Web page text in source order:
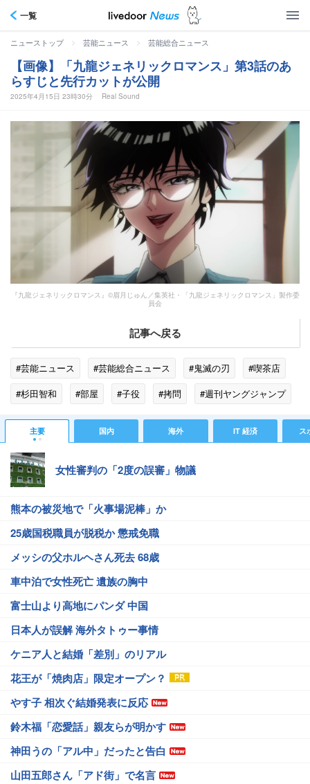
一覧
ニューストップ > 芸能ニュース > 芸能総合ニュース
【画像】「九龍ジェネリックロマンス」第3話のあ
らすじと先行カットが公開
2025年4月15日 23時30分 Real Sound
『九龍ジェネリックロマンス』©眉月じゅん／集英社・「九龍ジェネリックロマンス」製作委
員会
記事へ戻る
#芸能ニュース #芸能総合ニュース #鬼滅の刃
#喫茶店
#杉田智和
#部屋 #子役 #拷問
#週刊ヤングジャンプ
#銀魂
#集英社 #不動産 #トレンド
主要 国内 海外 IT 経済 ス
女性審判の「2度の誤審」物議
熊本の被災地で「火事場泥棒」か
25歳国税職員が脱税か 懲戒免職
メッシの父ホルヘさん死去 68歳
車中泊で女性死亡 遺族の胸中
富士山より高地にパンダ 中国
日本人が誤解 海外タトゥー事情
ケニア人と結婚「差別」のリアル
花王が「焼肉店」限定オープン？
やす子 相次ぐ結婚発表に反応
鈴木福「恋愛話」親友らが明かす
神田うの「アル中」だったと告白
山田五郎さん「アド街」で名言